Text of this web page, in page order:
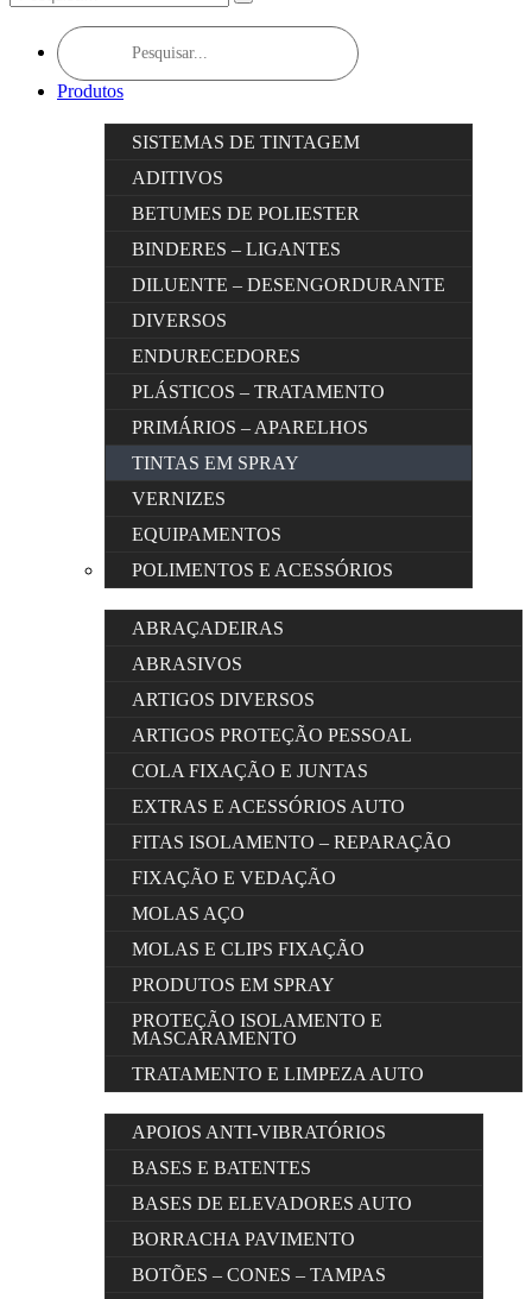
Products
search
Produtos
SISTEMAS DE TINTAGEM
ADITIVOS
BETUMES DE POLIESTER
BINDERES – LIGANTES
DILUENTE – DESENGORDURANTE
DIVERSOS
ENDURECEDORES
PLÁSTICOS – TRATAMENTO
PRIMÁRIOS – APARELHOS
TINTAS EM SPRAY
VERNIZES
EQUIPAMENTOS
POLIMENTOS E ACESSÓRIOS
ABRAÇADEIRAS
ABRASIVOS
ARTIGOS DIVERSOS
ARTIGOS PROTEÇÃO PESSOAL
COLA FIXAÇÃO E JUNTAS
EXTRAS E ACESSÓRIOS AUTO
FITAS ISOLAMENTO – REPARAÇÃO
FIXAÇÃO E VEDAÇÃO
MOLAS AÇO
MOLAS E CLIPS FIXAÇÃO
PRODUTOS EM SPRAY
PROTEÇÃO ISOLAMENTO E
MASCARAMENTO
TRATAMENTO E LIMPEZA AUTO
APOIOS ANTI-VIBRATÓRIOS
BASES E BATENTES
BASES DE ELEVADORES AUTO
BORRACHA PAVIMENTO
BOTÕES – CONES – TAMPAS